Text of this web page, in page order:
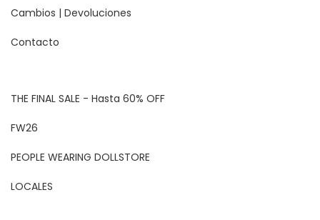
Cambios | Devoluciones
Contacto
THE FINAL SALE - Hasta 60% OFF
FW26
PEOPLE WEARING DOLLSTORE
LOCALES